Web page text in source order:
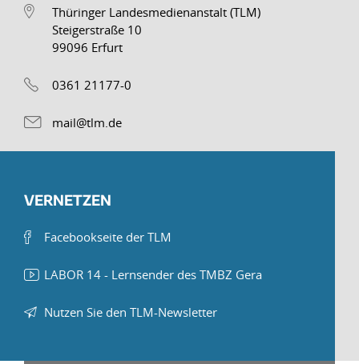
Thüringer Landesmedienanstalt (TLM)
Steigerstraße 10
99096 Erfurt
0361 21177-0
mail@tlm.de
VERNETZEN
Facebookseite der TLM
LABOR 14 - Lernsender des TMBZ Gera
Nutzen Sie den TLM-Newsletter